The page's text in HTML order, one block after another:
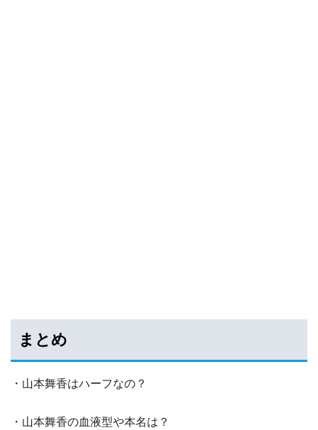
まとめ
・山本舞香はハーフなの？
・山本舞香の血液型や本名は？